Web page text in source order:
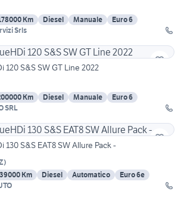
Km Diesel Manuale
Euro 6
Srls
120 S&S SW GT Line 2022
Km Diesel Manuale
Euro 6
SRL
130 S&S EAT8 SW Allure Pack -
)
Km Diesel Automatico
Euro 6e